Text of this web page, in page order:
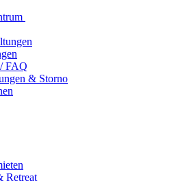
FAQ
& Storno
Retreat